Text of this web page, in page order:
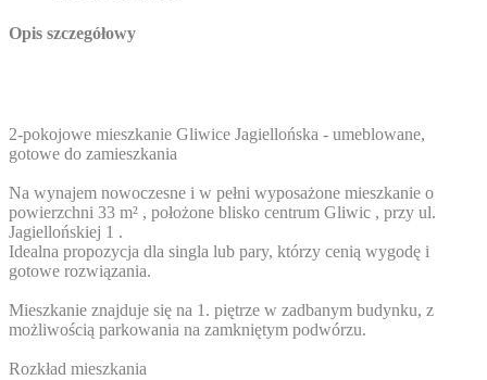
Opis szczegółowy
2-pokojowe mieszkanie Gliwice Jagiellońska - umeblowane,
gotowe do zamieszkania
Na wynajem nowoczesne i w pełni wyposażone mieszkanie o
powierzchni 33 m² , położone blisko centrum Gliwic , przy ul.
Jagiellońskiej 1 .
Idealna propozycja dla singla lub pary, którzy cenią wygodę i
gotowe rozwiązania.
Mieszkanie znajduje się na 1. piętrze w zadbanym budynku, z
możliwością parkowania na zamkniętym podwórzu.
Rozkład mieszkania